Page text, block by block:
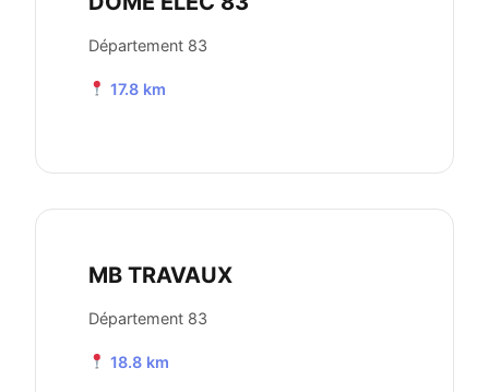
Département 83
17.8 km
MB TRAVAUX
Département 83
18.8 km